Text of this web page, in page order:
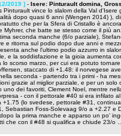
2019 ] - Isere: Pinturault domina,
Pinturault vince lo slalom della Val
dopo quasi 6 anni (Wengen 2014) ),
che per la Sfera di Cristallo è
Myhrer, che batte se stesso come il più
seconda manche (6/o parziale),
e ritorna sul podio dopo due anni e
anche l'ultimo podio azzurro in
e la soddisfazione e la gioia aumenta
lo scorso marzo, per cui era potuto
staccato di +1.48: il norvegese
seconda - partendo tra i primi - ha
grazie al miglior parziale, e per un
uno dei favoriti, Clement Noel, mentre
- con il pettorale #40 si era infilato
+1.75 (lo svedese, pettorale #31,
Sebastian Foss-Solevaag 9/o a +2.27 e
la prima manche e apparso un po'
che con il #48 si qualifica e chiude 23/o